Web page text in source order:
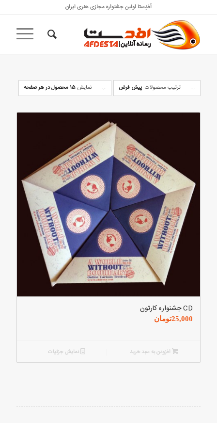
اَفدِستا اولین جشنواره مجازی هنری ایران
ترتیب محصولات: پیش فرض نمایش 15 محصول در هر صفحه
CD جشنواره کارتون
25,000تومان
افزودن به سبد خرید نمایش جزئیات